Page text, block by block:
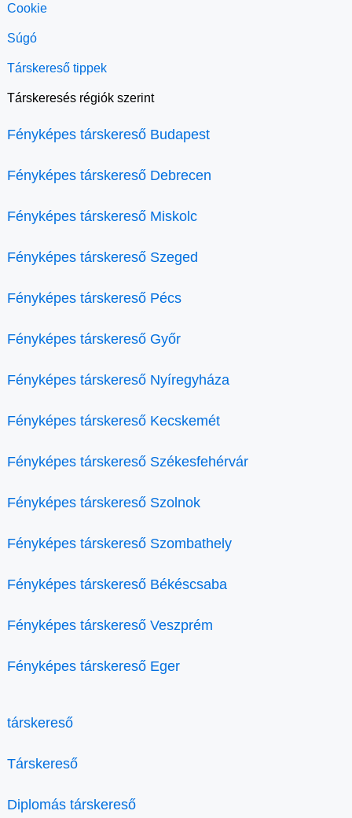
Cookie
Súgó
Társkereső tippek
Társkeresés régiók szerint
Fényképes társkereső Budapest
Fényképes társkereső Debrecen
Fényképes társkereső Miskolc
Fényképes társkereső Szeged
Fényképes társkereső Pécs
Fényképes társkereső Győr
Fényképes társkereső Nyíregyháza
Fényképes társkereső Kecskemét
Fényképes társkereső Székesfehérvár
Fényképes társkereső Szolnok
Fényképes társkereső Szombathely
Fényképes társkereső Békéscsaba
Fényképes társkereső Veszprém
Fényképes társkereső Eger
társkereső
Társkereső
Diplomás társkereső